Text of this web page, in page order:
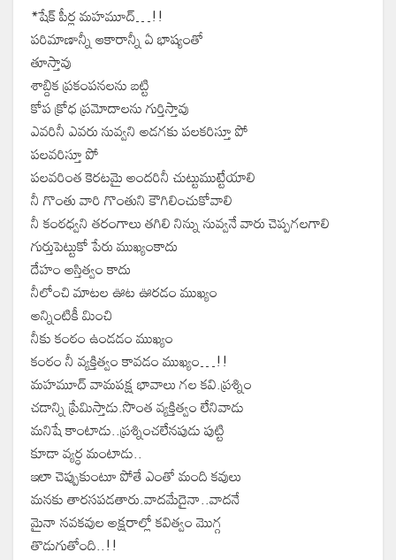
*షేక్ పీర్ల మహమూద్…!!
పరిమాణాన్నీ ఆకారాన్నీ ఏ భాష్యంతో
తూస్తావు
శాబ్దిక ప్రకంపనలను బట్టి
కోప క్రోధ ప్రమోదాలను గుర్తిస్తావు
ఎవరినీ ఎవరు నువ్వని అడగకు పలకరిస్తూ పో
పలవరిస్తూ పో
పలవరింత కెరటమై అందరినీ చుట్టుముట్టేయాలి
నీ గొంతు వారి గొంతుని కౌగిలించుకోవాలి
నీ కంఠధ్వని తరంగాలు తగిలి నిన్ను నువ్వనే వారు చెప్పగలగాలి
గుర్తుపెట్టుకో పేరు ముఖ్యంకాదు
దేహం అస్తిత్వం కాదు
నీలోంచి మాటల ఊట ఊరడం ముఖ్యం
అన్నింటికీ మించి
నీకు కంఠం ఉండడం ముఖ్యం
కంఠం నీ వ్యక్తిత్వం కావడం ముఖ్యం…!!
మహమూద్ వామపక్ష భావాలు గల కవి.ప్రశ్నిం
చడాన్ని ప్రేమిస్తాడు.సొంత వ్యక్తిత్వం లేనివాడు
మనిషే కాంటాడు..ప్రశ్నించలేనపుడు పుట్టి
కూడా వ్యర్ధ మంటాడు..‌
ఇలా చెప్పుకుంటూ పోతే ఎంతో మంది కవులు
మనకు తారసపడతారు.వాదమేదైనా..వాదనే
మైనా నవకవుల అక్షరాల్లో కవిత్వం మొగ్గ
తొడుగుతోంది..!!